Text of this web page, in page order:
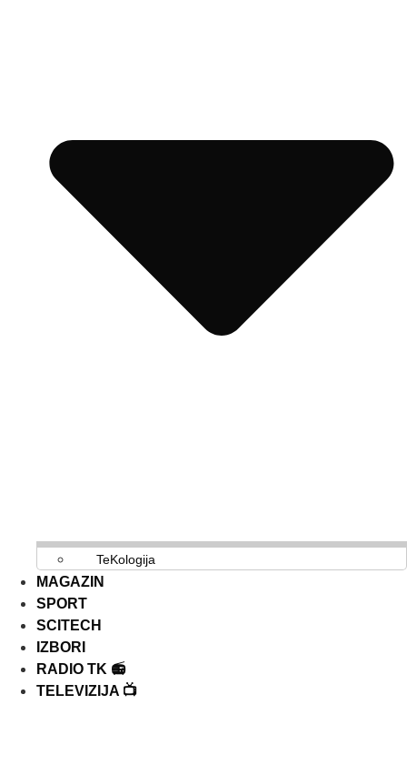
TeKologija
MAGAZIN
SPORT
SCITECH
IZBORI
RADIO TK 📻
TELEVIZIJA 📺